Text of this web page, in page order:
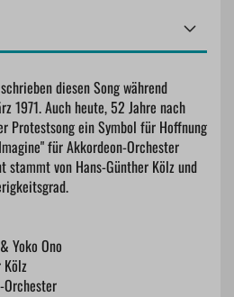
diesen Song während
1971. Auch heute, 52 Jahre nach
Protestsong ein Symbol für Hoffnung
für Akkordeon-Orchester
stammt von Hans-Günther Kölz und
Yoko Ono
Kölz